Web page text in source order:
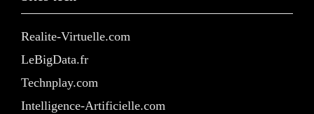
Realite-Virtuelle.com
LeBigData.fr
Technplay.com
Intelligence-Artificielle.com